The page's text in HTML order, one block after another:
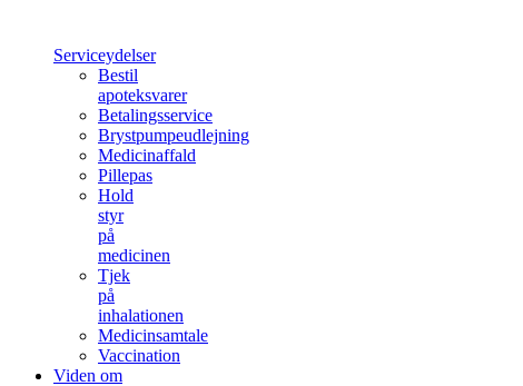
Serviceydelser
Bestil
apoteksvarer
Betalingsservice
Brystpumpeudlejning
Medicinaffald
Pillepas
Hold
styr
på
medicinen
Tjek
på
inhalationen
Medicinsamtale
Vaccination
Viden om